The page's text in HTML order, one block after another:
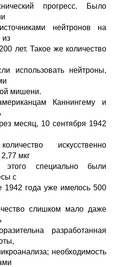
прогресс. Было
нейтронов на
из
лет. Такое же количество
использовать нейтроны,
мишени.
Каннингему и
месяц, 10 сентября 1942
искусственно
мкг
специально были
с
1942 года уже имелось 500
слишком мало даже
разработанная
необходимость